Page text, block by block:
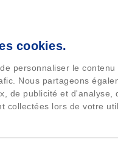
cookies.
personnaliser le
Nous partageons
de publicité et
collectées lors de votre